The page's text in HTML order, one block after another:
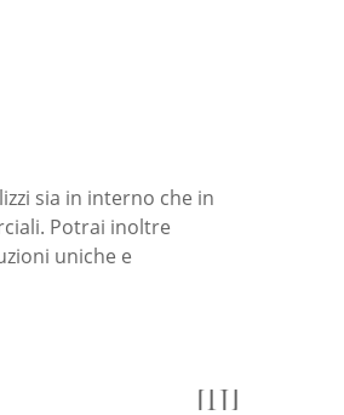
sia in interno che in
Potrai inoltre
uniche e